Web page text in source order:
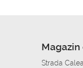
Strada